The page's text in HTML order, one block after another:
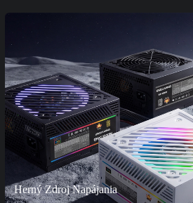
Herný Zdroj Napájania